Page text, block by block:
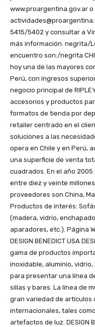
www.proargentina.gov.ar
5415/5402 y consultar a
más información. negrita/
encuentro son:/negrita
hoy una de las mayores
Perú, con ingresos
negocio principal de
accesorios y productos
formatos de tienda por
retailer centrado en el
soluciones a las
opera en Chile y en Perú,
una superficie de venta
cuadrados. En el año
entre diez y veinte
proveedores son China,
Productos de interés:
(madera, vidrio,
aparadores, etc.). Página
DESIGN BENEDICT USA
gama de productos
inoxidable, aluminio,
para presentar una línea
sillas y bares. La línea de
gran variedad de artículos
internacionales, tales
artefactos de luz. DESIGN